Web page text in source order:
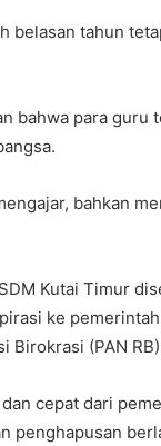
belasan tahun
bahwa para guru
bahkan
Kutai Timur
ke
Birokrasi (PAN
cepat dari
penghapusan